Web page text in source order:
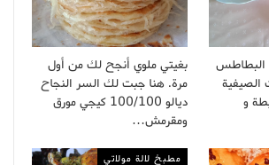
البطاطس
الصيفية
و
بغيتي ملوي أنجح لك من أول
مرة. هنا جبت لك السر النجاح
ديالو 100/100 كيجي مورق
ومقرمش…
مطبخ لالة مولاتي